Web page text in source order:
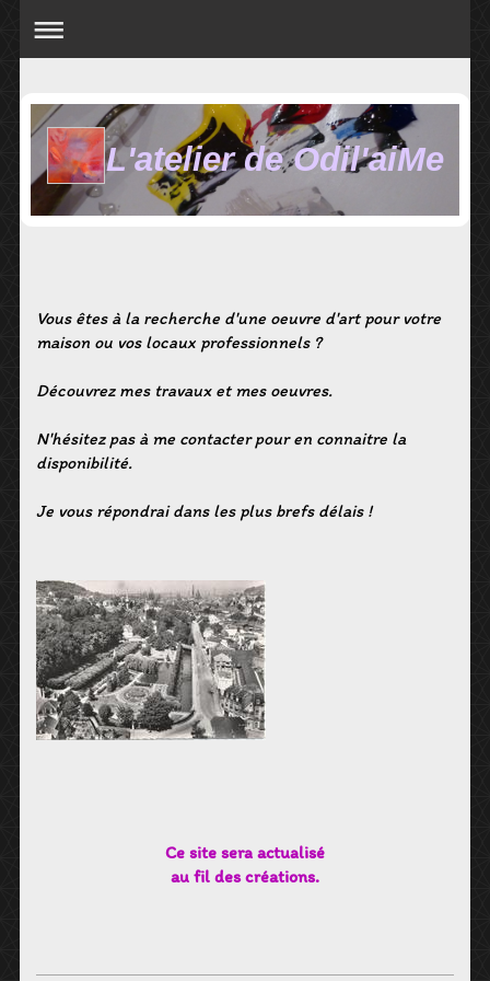
L'atelier de Odil'aiMe
Vous êtes à la recherche d'une oeuvre d'art pour votre
maison ou vos locaux professionnels ?
Découvrez mes travaux et mes oeuvres.
N'hésitez pas à me contacter pour en connaitre la
disponibilité.
Je vous répondrai dans les plus brefs délais !
Ce site sera actualisé
au fil des créations.